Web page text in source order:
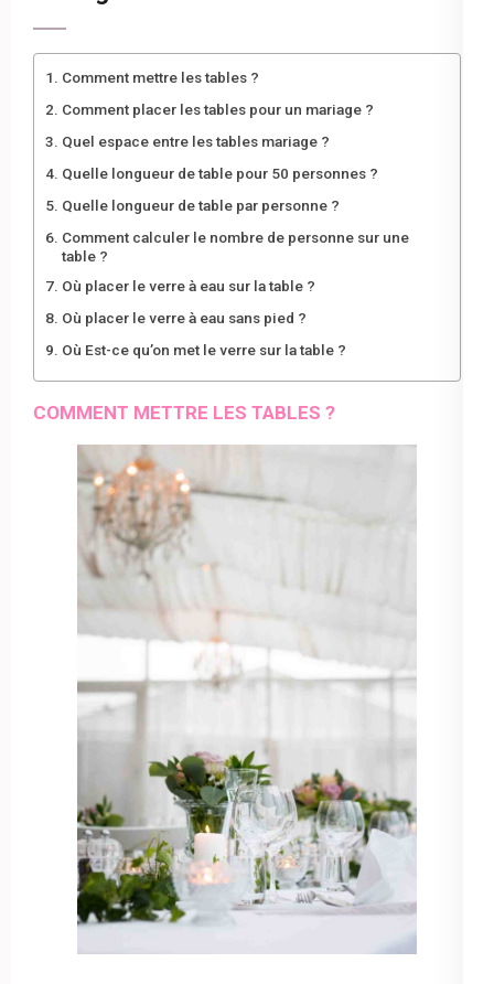
Comment mettre les tables ?
Comment placer les tables pour un mariage ?
Quel espace entre les tables mariage ?
Quelle longueur de table pour 50 personnes ?
Quelle longueur de table par personne ?
Comment calculer le nombre de personne sur une
table ?
Où placer le verre à eau sur la table ?
Où placer le verre à eau sans pied ?
Où Est-ce qu’on met le verre sur la table ?
COMMENT METTRE LES TABLES ?